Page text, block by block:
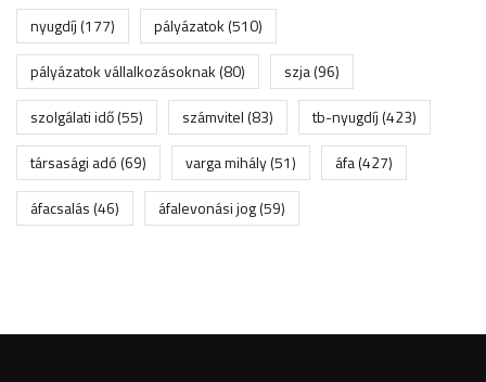
nyugdíj(177) pályázatok(510)
pályázatok vállalkozásoknak(80) szja(96)
szolgálati idő(55) számvitel(83) tb-nyugdíj(423)
társasági adó(69) varga mihály(51) áfa(427)
áfacsalás(46) áfalevonási jog(59)